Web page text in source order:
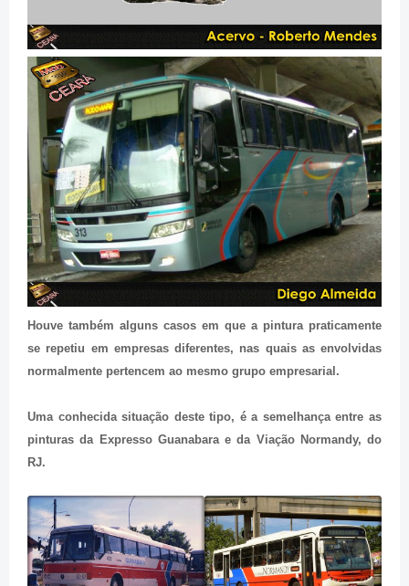
Houve também alguns casos em que a pintura praticamente
se repetiu em empresas diferentes, nas quais as envolvidas
normalmente pertencem ao mesmo grupo empresarial.
Uma conhecida situação deste tipo, é a semelhança entre as
pinturas da Expresso Guanabara e da Viação Normandy, do
RJ.